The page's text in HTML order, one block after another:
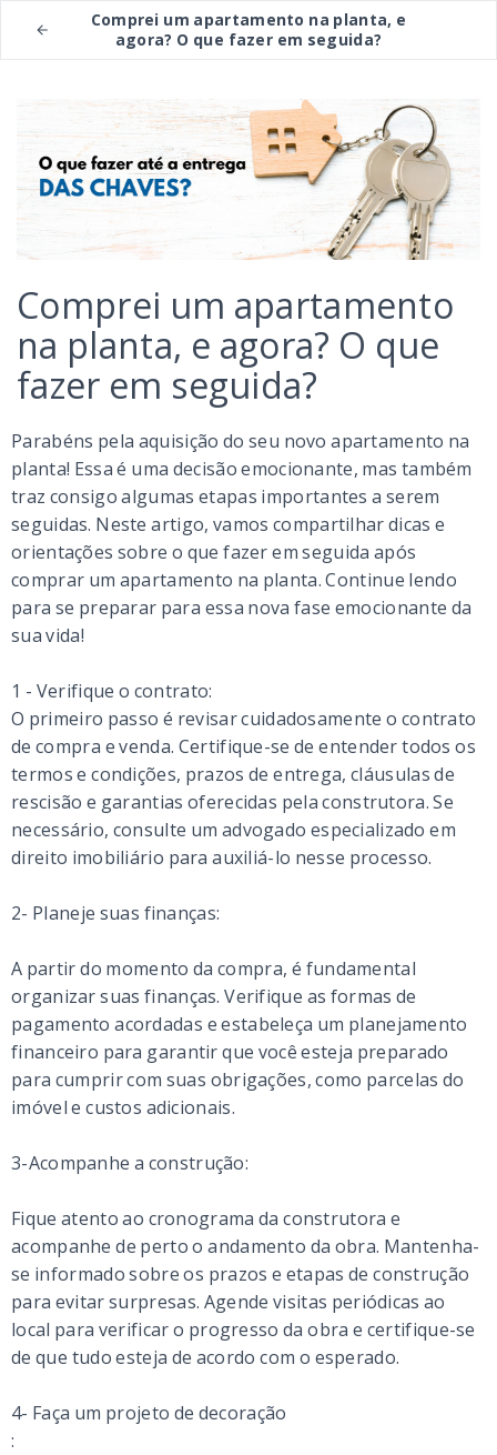
Comprei um apartamento na planta, e
agora? O que fazer em seguida?
Comprei um apartamento
na planta, e agora? O que
fazer em seguida?
Parabéns pela aquisição do seu novo apartamento na
planta! Essa é uma decisão emocionante, mas também
traz consigo algumas etapas importantes a serem
seguidas. Neste artigo, vamos compartilhar dicas e
orientações sobre o que fazer em seguida após
comprar um apartamento na planta. Continue lendo
para se preparar para essa nova fase emocionante da
sua vida!
1 - Verifique o contrato:
O primeiro passo é revisar cuidadosamente o contrato
de compra e venda. Certifique-se de entender todos os
termos e condições, prazos de entrega, cláusulas de
rescisão e garantias oferecidas pela construtora. Se
necessário, consulte um advogado especializado em
direito imobiliário para auxiliá-lo nesse processo.
2- Planeje suas finanças:
A partir do momento da compra, é fundamental
organizar suas finanças. Verifique as formas de
pagamento acordadas e estabeleça um planejamento
financeiro para garantir que você esteja preparado
para cumprir com suas obrigações, como parcelas do
imóvel e custos adicionais.
3-Acompanhe a construção:
Fique atento ao cronograma da construtora e
acompanhe de perto o andamento da obra. Mantenha-
se informado sobre os prazos e etapas de construção
para evitar surpresas. Agende visitas periódicas ao
local para verificar o progresso da obra e certifique-se
de que tudo esteja de acordo com o esperado.
4- Faça um projeto de decoração
: